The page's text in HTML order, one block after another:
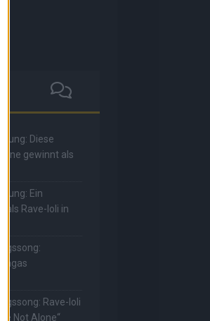
Diese
gewinnt als
Ein
als Rave-Ioli in
Rave-Ioli
Not Alone“